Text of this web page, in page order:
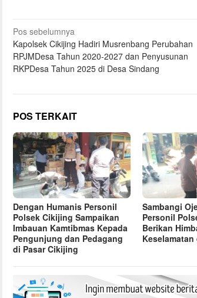
Navigasi
pos
Pos sebelumnya
Kapolsek Cikijing Hadiri Musrenbang Perubahan
RPJMDesa Tahun 2020-2027 dan Penyusunan
RKPDesa Tahun 2025 di Desa Sindang
POS TERKAIT
Dengan Humanis Personil
Polsek Cikijing Sampaikan
Imbauan Kamtibmas Kepada
Pengunjung dan Pedagang
di Pasar Cikijing
Sambangi
Personil
Berikan